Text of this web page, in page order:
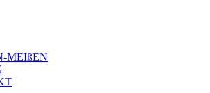
MEIßEN